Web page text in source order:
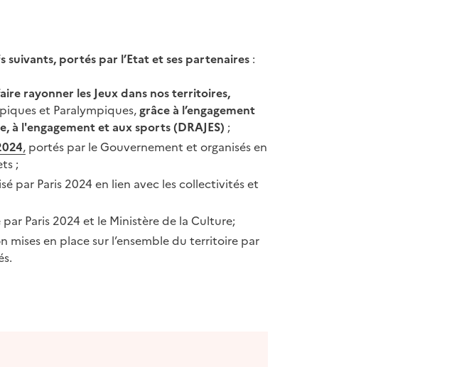
suivants, portés par l’Etat et ses partenaires :
rayonner les Jeux dans nos territoires,
et Paralympiques, grâce à l’engagement
à l'engagement et aux sports (DRAJES) ;
, portés par le Gouvernement et organisés en
;
par Paris 2024 en lien avec les collectivités et
par Paris 2024 et le Ministère de la Culture;
mises en place sur l’ensemble du territoire par